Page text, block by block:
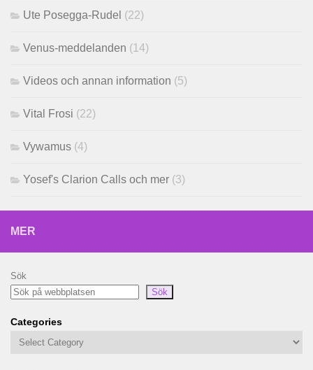
Ute Posegga-Rudel (22)
Venus-meddelanden (14)
Videos och annan information (5)
Vital Frosi (22)
Vywamus (4)
Yosef's Clarion Calls och mer (3)
MER
Sök
Sök
Categories